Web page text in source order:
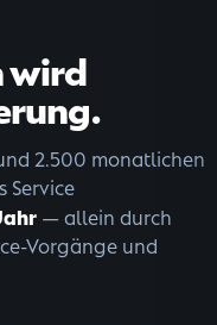
wird
2.500 monatlichen
Service
— allein durch
Vorgänge und